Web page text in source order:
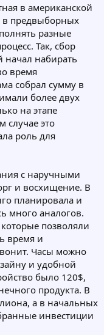
в американской
в предвыборных
разные
Так, сбор
начал набирать
время
собрал сумму в
более двух
на этапе
случае это
роль для
с наручными
и восхищение. В
планировала и
много аналогов.
позволяли
время и
Часы можно
и удобной
было 120$,
продукта. В
а в начальных
инвестиции